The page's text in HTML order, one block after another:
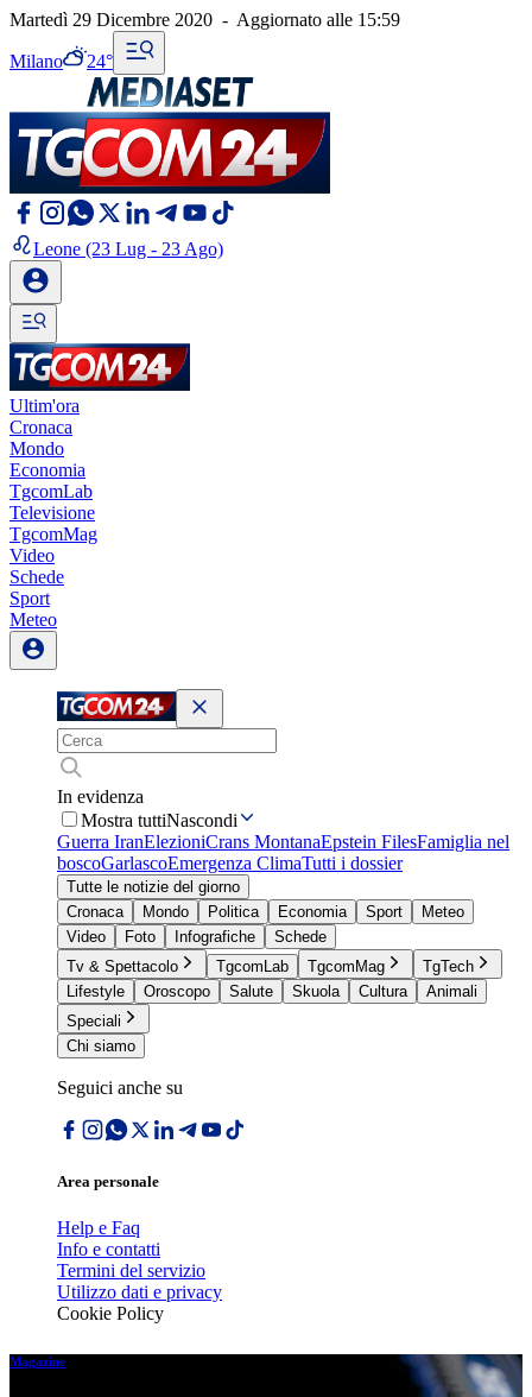
Martedì 29 Dicembre 2020 - Aggiornato alle 15:59
Milano 24°
Leone (23 Lug - 23 Ago)
Ultim'ora
Cronaca
Mondo
Economia
TgcomLab
Televisione
TgcomMag
Video
Schede
Sport
Meteo
In evidenza
Mostra tuttiNascondi
Guerra IranElezioniCrans MontanaEpstein FilesFamiglia nel
boscoGarlascoEmergenza ClimaTutti i dossier
Tutte le notizie del giorno
Cronaca
Mondo Politica Economia Sport
Meteo
Video
Foto Infografiche
Schede
Tv & Spettacolo
TgcomLab TgcomMag
TgTech
Lifestyle
Oroscopo Salute Skuola Cultura
Animali
Speciali
Chi siamo
Seguici anche su
Area personale
Help e Faq
Info e contatti
Termini del servizio
Utilizzo dati e privacy
Cookie Policy
Magazine